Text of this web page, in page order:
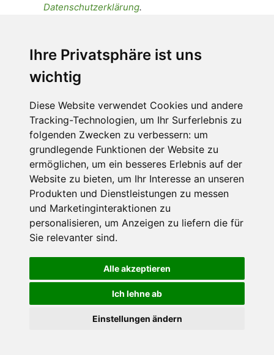
Ihre Privatsphäre ist uns
wichtig
Diese Website verwendet Cookies und andere
Tracking-Technologien, um Ihr Surferlebnis zu
folgenden Zwecken zu verbessern: um
grundlegende Funktionen der Website zu
ermöglichen, um ein besseres Erlebnis auf der
Website zu bieten, um Ihr Interesse an unseren
Produkten und Dienstleistungen zu messen
und Marketinginteraktionen zu
personalisieren, um Anzeigen zu liefern die für
Sie relevanter sind.
Alle akzeptieren
Ich lehne ab
Einstellungen ändern
Datenschutzerklärung.
personenbezogenen Daten an den
Empfänger dieser Nachricht weitergeleitet
werden dürfen. Weitere Informationen und
Widerrufshinweise findest Du in der
Datenschutzerklärung.
Anfrage abschicken
Diese Seite ist durch reCAPTCHA geschützt und es
gelten die GoogleDatenschutzerklärung und
Nutzungsbedingungen.
Datenschutzbedingungen
Nutzungsbedingungen Impressum Kontakt